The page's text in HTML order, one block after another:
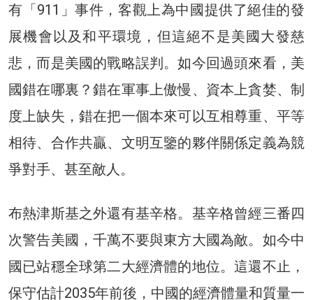
有「911」事件，客觀上為中國提供了絕佳的發
展機會以及和平環境，但這絕不是美國大發慈
悲，而是美國的戰略誤判。如今回過頭來看，美
國錯在哪裏？錯在軍事上傲慢、資本上貪婪、制
度上缺失，錯在把一個本來可以互相尊重、平等
相待、合作共贏、文明互鑒的夥伴關係定義為競
爭對手、甚至敵人。
布熱津斯基之外還有基辛格。基辛格曾經三番四
次警告美國，千萬不要與東方大國為敵。如今中
國已站穩全球第二大經濟體的地位。這還不止，
保守估計2035年前後，中國的經濟體量和質量一